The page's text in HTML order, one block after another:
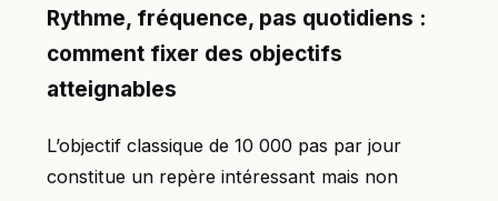
Rythme, fréquence, pas quotidiens :
comment fixer des objectifs
atteignables
L’objectif classique de 10 000 pas par jour
constitue un repère intéressant mais non